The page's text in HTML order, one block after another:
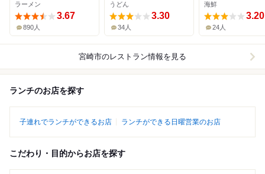
ラーメン
3.67
890人
うどん
3.30
34人
海鮮
3.20
24人
宮崎市のレストラン情報を見る
ランチのお店を探す
子連れでランチができるお店 ランチができる日曜営業のお店
こだわり・目的からお店を探す